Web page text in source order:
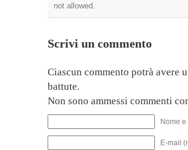
not allowed.
Scrivi un commento
Ciascun commento potrà avere
battute.
Non sono ammessi commenti
Nome
E-mail